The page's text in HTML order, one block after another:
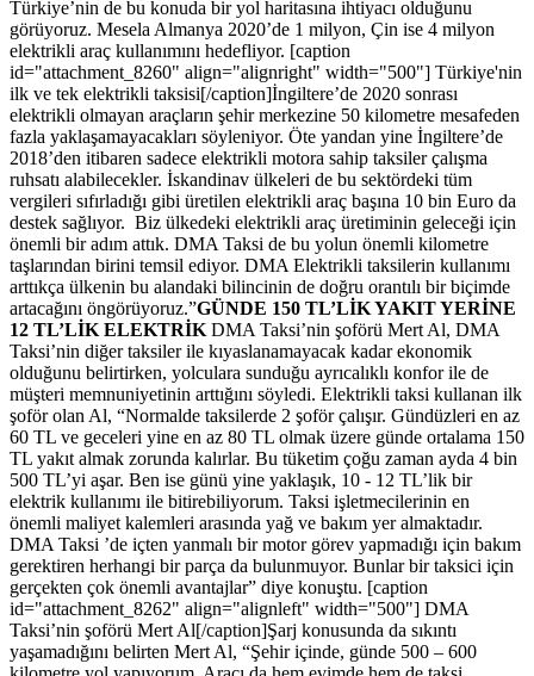
Türkiye’nin de bu konuda bir yol haritasına ihtiyacı olduğunu
görüyoruz. Mesela Almanya 2020’de 1 milyon, Çin ise 4 milyon
elektrikli araç kullanımını hedefliyor. [caption
id="attachment_8260" align="alignright" width="500"] Türkiye'nin
ilk ve tek elektrikli taksisi[/caption]İngiltere’de 2020 sonrası
elektrikli olmayan araçların şehir merkezine 50 kilometre mesafeden
fazla yaklaşamayacakları söyleniyor. Öte yandan yine İngiltere’de
2018’den itibaren sadece elektrikli motora sahip taksiler çalışma
ruhsatı alabilecekler. İskandinav ülkeleri de bu sektördeki tüm
vergileri sıfırladığı gibi üretilen elektrikli araç başına 10 bin Euro da
destek sağlıyor. Biz ülkedeki elektrikli araç üretiminin geleceği için
önemli bir adım attık. DMA Taksi de bu yolun önemli kilometre
taşlarından birini temsil ediyor. DMA Elektrikli taksilerin kullanımı
arttıkça ülkenin bu alandaki bilincinin de doğru orantılı bir biçimde
artacağını öngörüyoruz.”GÜNDE 150 TL’LİK YAKIT YERİNE
12 TL’LİK ELEKTRİK DMA Taksi’nin şoförü Mert Al, DMA
Taksi’nin diğer taksiler ile kıyaslanamayacak kadar ekonomik
olduğunu belirtirken, yolculara sunduğu ayrıcalıklı konfor ile de
müşteri memnuniyetinin arttığını söyledi. Elektrikli taksi kullanan ilk
şoför olan Al, “Normalde taksilerde 2 şoför çalışır. Gündüzleri en az
60 TL ve geceleri yine en az 80 TL olmak üzere günde ortalama 150
TL yakıt almak zorunda kalırlar. Bu tüketim çoğu zaman ayda 4 bin
500 TL’yi aşar. Ben ise günü yine yaklaşık, 10 - 12 TL’lik bir
elektrik kullanımı ile bitirebiliyorum. Taksi işletmecilerinin en
önemli maliyet kalemleri arasında yağ ve bakım yer almaktadır.
DMA Taksi ’de içten yanmalı bir motor görev yapmadığı için bakım
gerektiren herhangi bir parça da bulunmuyor. Bunlar bir taksici için
gerçekten çok önemli avantajlar” diye konuştu. [caption
id="attachment_8262" align="alignleft" width="500"] DMA
Taksi’nin şoförü Mert Al[/caption]Şarj konusunda da sıkıntı
yaşamadığını belirten Mert Al, “Şehir içinde, günde 500 – 600